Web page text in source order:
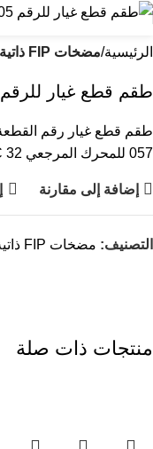
الرئيسية مضخات FIP ذاتية التحضير
طقم قطع غيار للرقم 05-01-057
057 للمحرك المرجعي Caterpillar C 32
إضافة إلى مقارنة
التصنيف: مضخات FIP ذاتية التحضير
منتجات ذات صلة